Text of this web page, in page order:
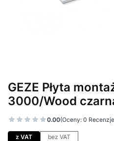
GEZE Płyta
3000/Wood
0.00(Oceny: 0
Przejdź do sekcji
z VAT bez VAT